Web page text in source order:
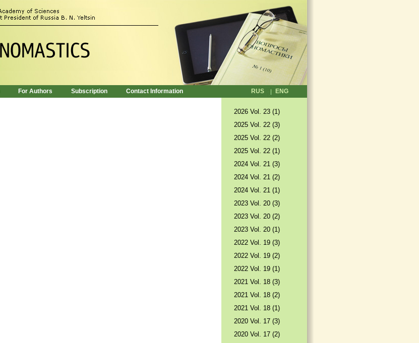
For Authors Subscription Contact Information RUS ENG
2026 Vol. 23 (1)
2025 Vol. 22 (3)
2025 Vol. 22 (2)
2025 Vol. 22 (1)
2024 Vol. 21 (3)
2024 Vol. 21 (2)
2024 Vol. 21 (1)
2023 Vol. 20 (3)
2023 Vol. 20 (2)
2023 Vol. 20 (1)
2022 Vol. 19 (3)
2022 Vol. 19 (2)
2022 Vol. 19 (1)
2021 Vol. 18 (3)
2021 Vol. 18 (2)
2021 Vol. 18 (1)
2020 Vol. 17 (3)
2020 Vol. 17 (2)